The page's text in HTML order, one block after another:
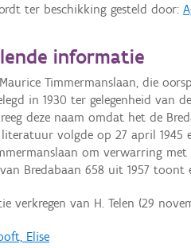
ter beschikking gesteld door:
informatie
Timmermanslaan, die
in 1930 ter gelegenheid van
deze naam omdat het de
literatuur volgde op 27 april 1945
om verwarring
Bredabaan 658 uit 1957
verkregen van H. Telen (29
Elise